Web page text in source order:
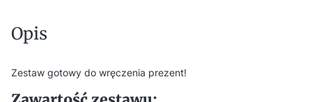
Opis
Zestaw gotowy do wręczenia prezent!